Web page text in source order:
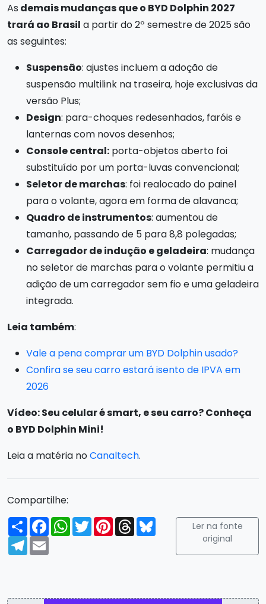
As demais mudanças que o BYD Dolphin 2027
trará ao Brasil a partir do 2º semestre de 2025 são
as seguintes:
Suspensão: ajustes incluem a adoção de
suspensão multilink na traseira, hoje exclusivas da
versão Plus;
Design: para-choques redesenhados, faróis e
lanternas com novos desenhos;
Console central: porta-objetos aberto foi
substituído por um porta-luvas convencional;
Seletor de marchas: foi realocado do painel
para o volante, agora em forma de alavanca;
Quadro de instrumentos: aumentou de
tamanho, passando de 5 para 8,8 polegadas;
Carregador de indução e geladeira: mudança
no seletor de marchas para o volante permitiu a
adição de um carregador sem fio e uma geladeira
integrada.
Leia também:
Vale a pena comprar um BYD Dolphin usado?
Confira se seu carro estará isento de IPVA em
2026
Vídeo: Seu celular é smart, e seu carro? Conheça
o BYD Dolphin Mini!
Leia a matéria noCanaltech.
Compartilhe:
Compartilhar
FacebookWhatsApp
TwitterPinterest
ThreadsBluesky
Telegram
Email
Ler na fonte
original